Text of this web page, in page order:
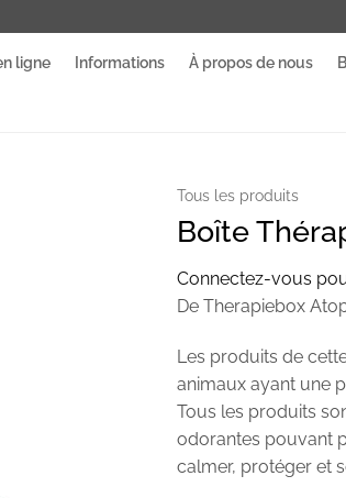
ligne Informations À propos de nous
Tous les produits
Boîte
Connectez-vous
De Therapiebox
Les produits de
animaux ayant une
Tous les produits
odorantes pouvant
calmer, protéger et